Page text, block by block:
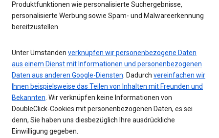
Produktfunktionen wie personalisierte Suchergebnisse,
personalisierte Werbung sowie Spam- und Malwareerkennung
bereitzustellen.
Unter Umständen verknüpfen wir personenbezogene Daten
aus einem Dienst mit Informationen und personenbezogenen
Daten aus anderen Google-Diensten. Dadurch vereinfachen wir
Ihnen beispielsweise das Teilen von Inhalten mit Freunden und
Bekannten. Wir verknüpfen keine Informationen von
DoubleClick-Cookies mit personenbezogenen Daten, es sei
denn, Sie haben uns diesbezüglich Ihre ausdrückliche
Einwilligung gegeben.